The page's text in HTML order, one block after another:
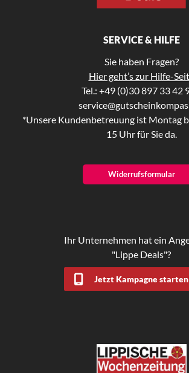
SERVICE & HILFE
Sie haben Fragen?
Hier geht’s zur Hilfe-
Tel.: +49 (0)30 897 33 42
*Unsere Kundenbetreuung ist Montag
15 Uhr für Sie da.
Widerrufsformular
Ihr Unternehmen hat ein
"Lippe Deals"?
Jetzt Kampagne